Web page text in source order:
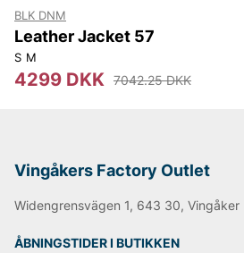
BLK DNM
Leather Jacket 57
S M
4299 DKK 7042.25 DKK
Vingåkers Factory Outlet
Widengrensvägen 1, 643 30, Vingåker
ÅBNINGSTIDER I BUTIKKEN